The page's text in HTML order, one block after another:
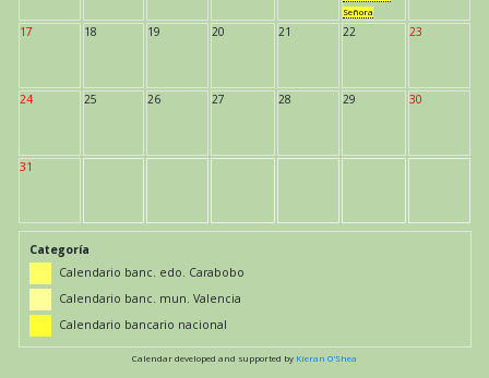
Señora
17 18 19 20 21 22 23
24 25 26 27 28 29 30
31
Categoría
Calendario banc. edo. Carabobo
Calendario banc. mun. Valencia
Calendario bancario nacional
Calendar developed and supported by Kieran O'Shea